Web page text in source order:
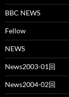
BBC NEWS
Fellow
NEWS
News2003-01回
News2004-02回